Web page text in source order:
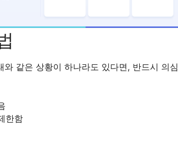
같은 상황이 하나라도 있다면, 반드시 의심
한함